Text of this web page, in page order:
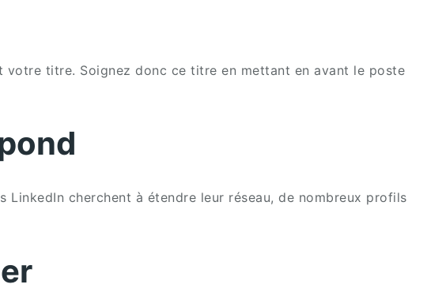
votre titre. Soignez donc ce titre en mettant en avant le poste
cherchent à étendre leur réseau, de nombreux profils